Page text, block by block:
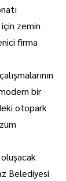
için zemin
firma
bir
otopark
Belediyesi